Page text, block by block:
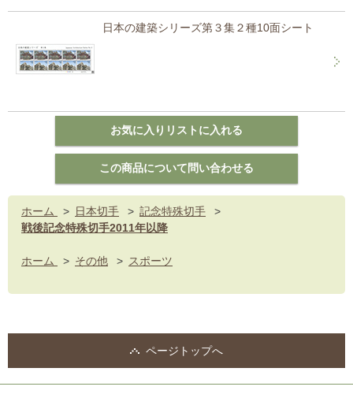
日本の建築シリーズ第３集２種10面シート
ホーム > 日本切手 > 記念特殊切手
>
戦後記念特殊切手2011年以降
ホーム > その他 > スポーツ
ページトップへ